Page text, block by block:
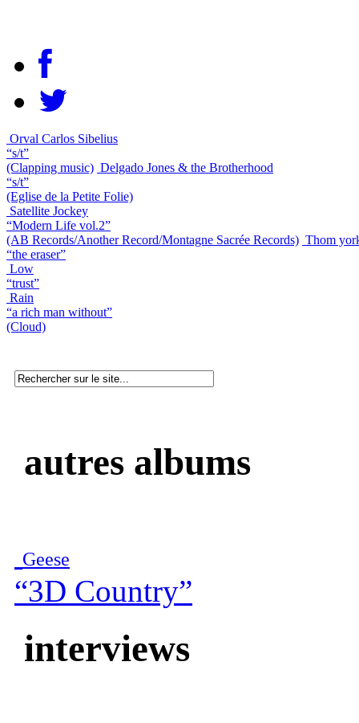
Orval Carlos Sibelius
“s/t”
(Clapping music) Delgado Jones & the Brotherhood
“s/t”
(Eglise de la Petite Folie)
Satellite Jockey
“Modern Life vol.2”
(AB Records/Another Record/Montagne Sacrée Records) Thom
“the eraser”
Low
“trust”
Rain
“a rich man without”
(Cloud)
autres albums
Geese
“3D Country”
interviews